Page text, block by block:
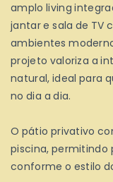
amplo living
jantar e sala de TV
ambientes
projeto valoriza a
natural, ideal para
no dia a dia.
O pátio privativo
piscina, permitindo
conforme o estilo